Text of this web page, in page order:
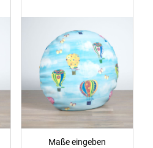
Maße eingeben